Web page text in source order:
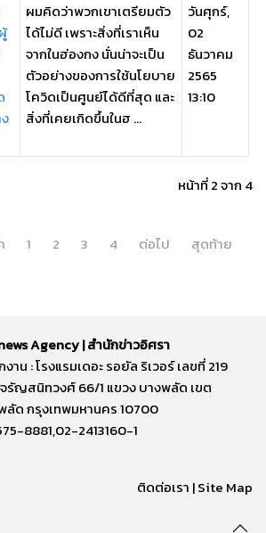
ผมคิดว่าพวกเขาเตรียมตัว
ได้ไม่ดี เพราะสิ่งที่เราเห็น
จากในฮ่องกง นั่นน่าจะเป็น
ตัวอย่างของการใช้นโยบาย
โควิดเป็นศูนย์ได้ดีที่สุด และ
สิ่งที่เคยเกิดขึ้นในฮ ...
วันศุกร์,
02
ธันวาคม
2565
13:10
หน้าที่ 2 จาก 4
1 2 3 4 ต่อไป สุดท้าย
Agency | สำนักข่าวอิศรา
าน : โรงแรมเดอะ รอยัล ริเวอร์ เลขที่ 219
รัญสนิทวงศ์ 66/1 แขวง บางพลัด เขต
ลัด กรุงเทพมหานคร 10700
8881,02-2413160-1
ติดต่อเรา |Site Map